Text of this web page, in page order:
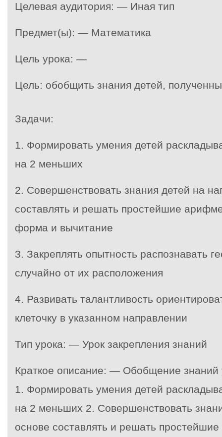
Целевая аудитория: — Иная тип
Предмет(ы): — Математика
Цель урока: —
Цель: обобщить знания детей,
Задачи:
1. Формировать умения детей
на 2 меньших
2. Совершенствовать знания детей на
составлять и решать простейшие
форма и вычитание
3. Закреплять опытность распознавать
случайно от их расположения
4. Развивать талантливость
клеточку в указанном направлении
Тип урока: — Урок закрепления знаний
Краткое описание: — Обобщение знаний
1. Формировать умения детей
на 2 меньших 2. Совершенствовать
основе составлять и решать